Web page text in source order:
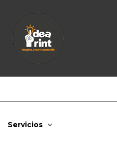
Servicios